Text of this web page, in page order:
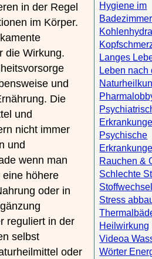
in der Regel
im Körper.
die Wirkung.
und
Die
und
nicht immer
und
wenn man
höhere
oder in
reguliert in der
selbst
oder
Hygiene im
Badezimmer
Langes
Leben nach
Psychische
Rauchen &
Schlechte
Stress
Heilwirkung
Videoa
Wörter